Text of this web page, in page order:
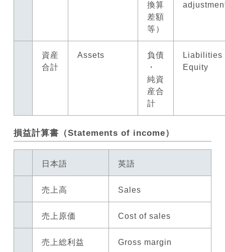
換算
差額
等）
資産
合計
Assets
負債
・
純資
産合
計
Liabilities
Equity
損益計算書（Statements of income）
日本語 英語
売上高 Sales
売上原価 Cost of sales
売上総利益 Gross margin